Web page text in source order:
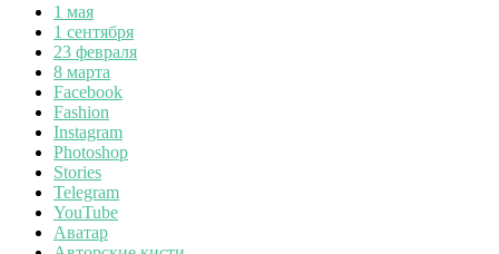
1 мая
1 сентября
23 февраля
8 марта
Facebook
Fashion
Instagram
Photoshop
Stories
Telegram
YouTube
Аватар